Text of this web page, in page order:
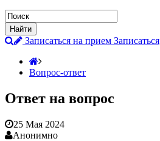
Записаться на прием Записаться
Вопрос-ответ
Ответ на вопрос
25 Мая 2024
Анонимно